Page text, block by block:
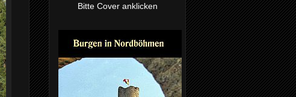
Bitte Cover anklicken